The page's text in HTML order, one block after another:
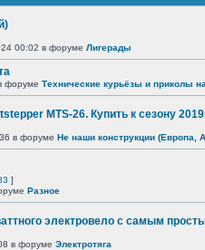
00:02 в форуме Лигерады
форуме Технические курьёзы и приколы
MTS-26. Купить к сезону
в форуме Не наши конструкции (Европа,
]
Разное
электровело с самым
в форуме Электротяга